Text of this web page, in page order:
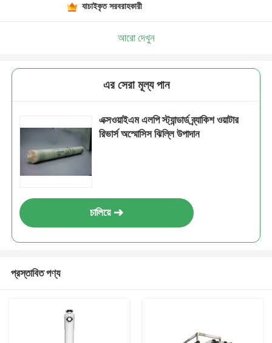
যাচাইকৃত সরবরাহকারী
আরো দেখুন
এর সেরা মূল্য পান
এক্সওয়াইএম এলপি স্ট্যান্ডার্ড ব্র্যাকিশ ওয়াটার
রিভার্স অস্মোসিস ঝিল্লি উপাদান
চালিয়ে
প্রস্তাবিত পণ্য